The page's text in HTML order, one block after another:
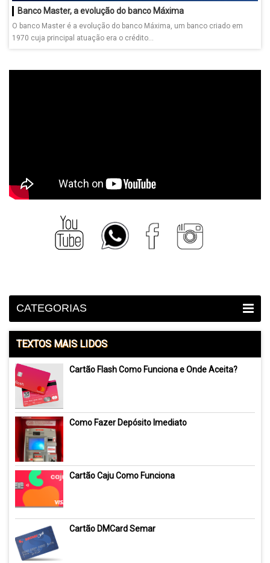
Banco Master, a evolução do banco Máxima
O banco Master é a evolução do banco Máxima, um banco criado em
1970 cuja principal atuação era o crédito...
CATEGORIAS
TEXTOS MAIS LIDOS
Cartão Flash Como Funciona e Onde Aceita?
Como Fazer Depósito Imediato
Cartão Caju Como Funciona
Cartão DMCard Semar